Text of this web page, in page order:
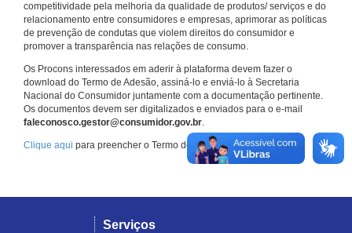
competitividade pela melhoria da qualidade de produtos/ serviços e do
relacionamento entre consumidores e empresas, aprimorar as políticas
de prevenção de condutas que violem direitos do consumidor e
promover a transparência nas relações de consumo.
Os Procons interessados em aderir à plataforma devem fazer o
download do Termo de Adesão, assiná-lo e enviá-lo à Secretaria
Nacional do Consumidor juntamente com a documentação pertinente.
Os documentos devem ser digitalizados e enviados para o e-mail
faleconosco.gestor@consumidor.gov.br.
Clique aqui para preencher o Termo de Adesão.
Serviços